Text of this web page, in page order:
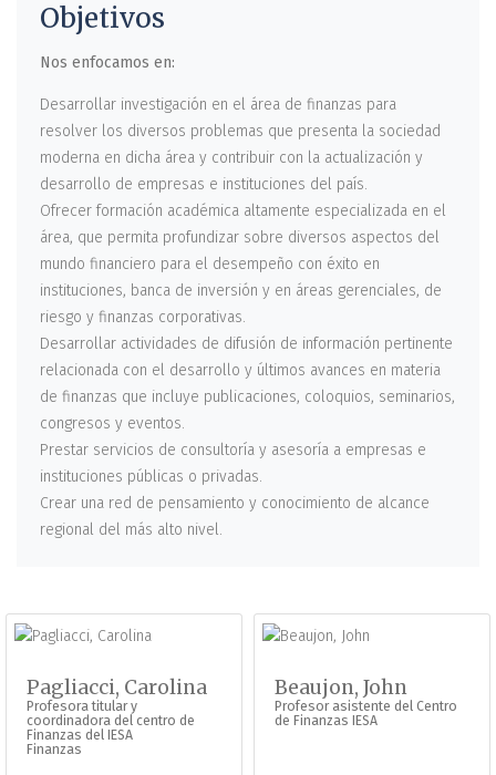
Objetivos
Nos enfocamos en:
Desarrollar investigación en el área de finanzas para
resolver los diversos problemas que presenta la sociedad
moderna en dicha área y contribuir con la actualización y
desarrollo de empresas e instituciones del país.
Ofrecer formación académica altamente especializada en el
área, que permita profundizar sobre diversos aspectos del
mundo financiero para el desempeño con éxito en
instituciones, banca de inversión y en áreas gerenciales, de
riesgo y finanzas corporativas.
Desarrollar actividades de difusión de información pertinente
relacionada con el desarrollo y últimos avances en materia
de finanzas que incluye publicaciones, coloquios, seminarios,
congresos y eventos.
Prestar servicios de consultoría y asesoría a empresas e
instituciones públicas o privadas.
Crear una red de pensamiento y conocimiento de alcance
regional del más alto nivel.
Pagliacci, Carolina
Profesora titular y
coordinadora del centro de
Finanzas del IESA
Finanzas
Beaujon, John
Profesor asistente del Centro
de Finanzas IESA